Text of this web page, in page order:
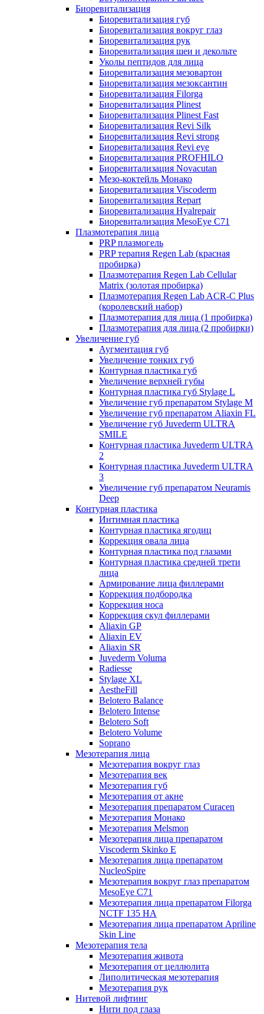
Биоревитализация
Биоревитализация губ
Биоревитализация вокруг глаз
Биоревитализация рук
Биоревитализация шеи и декольте
Уколы пептидов для лица
Биоревитализация мезовартон
Биоревитализация мезоксантин
Биоревитализация Filorga
Биоревитализация Plinest
Биоревитализация Plinest Fast
Биоревитализация Revi Silk
Биоревитализация Revi strong
Биоревитализация Revi eye
Биоревитализация PROFHILO
Биоревитализация Novacutan
Мезо-коктейль Монако
Биоревитализация Viscoderm
Биоревитализация Repart
Биоревитализация Hyalrepair
Биоревитализация MesoEye C71
Плазмотерапия лица
PRP плазмогель
PRP терапия Regen Lab (красная
пробирка)
Плазмотерапия Regen Lab Cellular
Matrix (золотая пробирка)
Плазмотерапия Regen Lab ACR-C Plus
(королевский набор)
Плазмотерапия для лица (1 пробирка)
Плазмотерапия для лица (2 пробирки)
Увеличение губ
Аугментация губ
Увеличение тонких губ
Контурная пластика губ
Увеличение верхней губы
Контурная пластика губ Stylage L
Увеличение губ препаратом Stylage M
Увеличение губ препаратом Aliaxin FL
Увеличение губ Juvederm ULTRA
SMILE
Контурная пластика Juvederm ULTRA
2
Контурная пластика Juvederm ULTRA
3
Увеличение губ препаратом Neuramis
Deep
Контурная пластика
Интимная пластика
Контурная пластика ягодиц
Коррекция овала лица
Контурная пластика под глазами
Контурная пластика средней трети
лица
Армирование лица филлерами
Коррекция подбородка
Коррекция носа
Коррекция скул филлерами
Aliaxin GP
Aliaxin EV
Aliaxin SR
Juvederm Voluma
Radiesse
Stylage XL
AestheFill
Belotero Balance
Belotero Intense
Belotero Soft
Belotero Volume
Soprano
Мезотерапия лица
Мезотерапия вокруг глаз
Мезотерапия век
Мезотерапия губ
Мезотерапия от акне
Мезотерапия препаратом Curacen
Мезотерапия Монако
Мезотерапия Melsmon
Мезотерапия лица препаратом
Viscoderm Skinko E
Мезотерапия лица препаратом
NucleoSpire
Мезотерапия вокруг глаз препаратом
MesoEye С71
Мезотерапия лица препаратом Filorga
NCTF 135 HA
Мезотерапия лица препаратом Apriline
Skin Line
Мезотерапия тела
Мезотерапия живота
Мезотерапия от целлюлита
Липолитическая мезотерапия
Мезотерапия рук
Нитевой лифтинг
Нити под глаза